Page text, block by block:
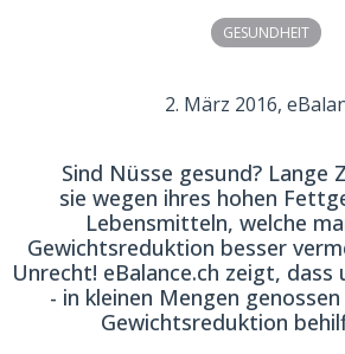
GESUNDHEIT
2. März 2016,
Sind Nüsse gesund? Lange
sie wegen ihres hohen
Lebensmitteln, welche
Gewichtsreduktion besser
Unrecht! eBalance.ch zeigt, dass
- in kleinen Mengen
Gewichtsreduktion